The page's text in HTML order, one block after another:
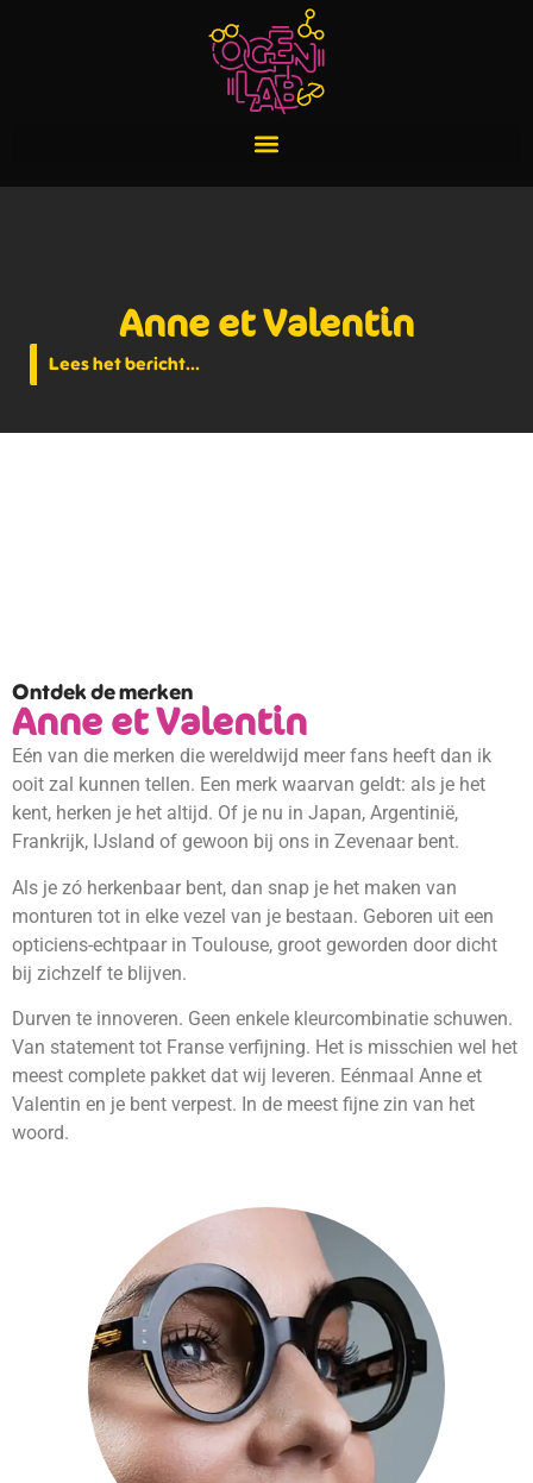
Anne et Valentin
Lees het bericht...
Ontdek de merken
Anne et Valentin
Eén van die merken die wereldwijd meer fans heeft dan ik
ooit zal kunnen tellen. Een merk waarvan geldt: als je het
kent, herken je het altijd. Of je nu in Japan, Argentinië,
Frankrijk, IJsland of gewoon bij ons in Zevenaar bent.
Als je zó herkenbaar bent, dan snap je het maken van
monturen tot in elke vezel van je bestaan. Geboren uit een
opticiens-echtpaar in Toulouse, groot geworden door dicht
bij zichzelf te blijven.
Durven te innoveren. Geen enkele kleurcombinatie schuwen.
Van statement tot Franse verfijning. Het is misschien wel het
meest complete pakket dat wij leveren. Eénmaal Anne et
Valentin en je bent verpest. In de meest fijne zin van het
woord.